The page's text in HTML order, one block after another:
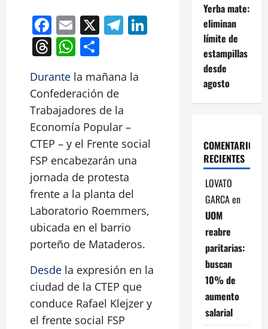
Facebook
Email
X Telegram
LinkedIn
Threads
WhatsApp
Durante la mañana la
Confederación de
Trabajadores de la
Economía Popular –
CTEP – y el Frente social
FSP encabezarán una
jornada de protesta
frente a la planta del
Laboratorio Roemmers,
ubicada en el barrio
porteño de Mataderos.
Desde la expresión en la
ciudad de la CTEP que
conduce Rafael Klejzer y
el frente social FSP
Yerba mate:
eliminan
límite de
estampillas
desde
agosto
COMENTARIOS
RECIENTES
LOVATO
GARCAen
UOM
reabre
paritarias:
buscan
10% de
aumento
salarial